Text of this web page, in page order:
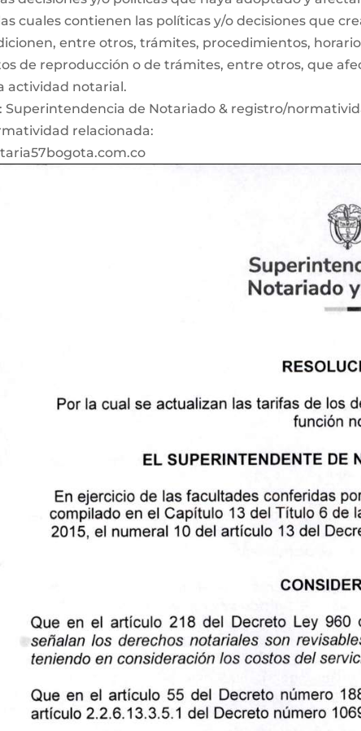
cuales contienen las políticas y/o decisiones que
entre otros, trámites, procedimientos,
de reproducción o de trámites, entre otros, que
actividad notarial.
Superintendencia de Notariado & registro/
relacionada: